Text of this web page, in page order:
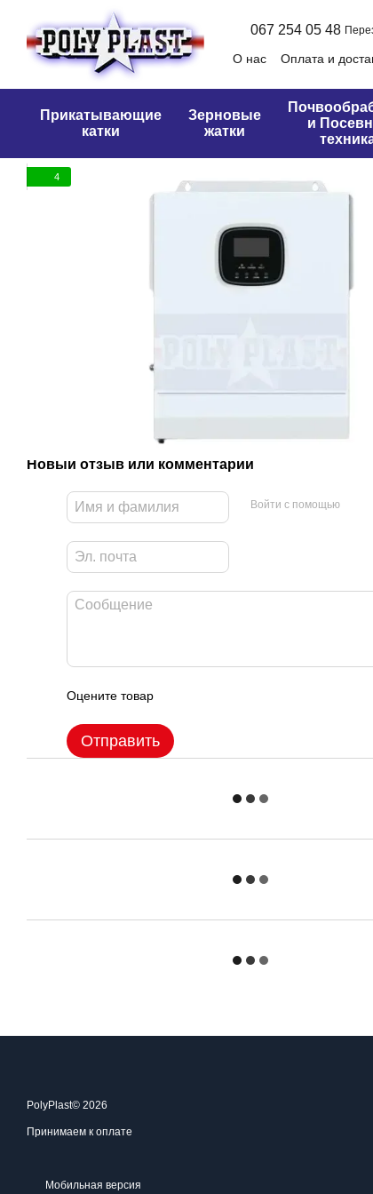
Перейти к основному контенту
067 254 05 48
О нас Оплата и
Прикатывающие
катки
Зерновые
жатки
и
4
Новый отзыв или комментарий
Войти с помощью
Оцените товар
Отправить
PolyPlast© 2026
Принимаем к оплате
Мобильная версия